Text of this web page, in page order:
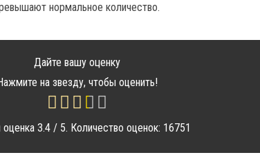
нормальное количество.
Дайте вашу оценку
на звезду, чтобы оценить!
3.4 / 5. Количество оценок: 16751